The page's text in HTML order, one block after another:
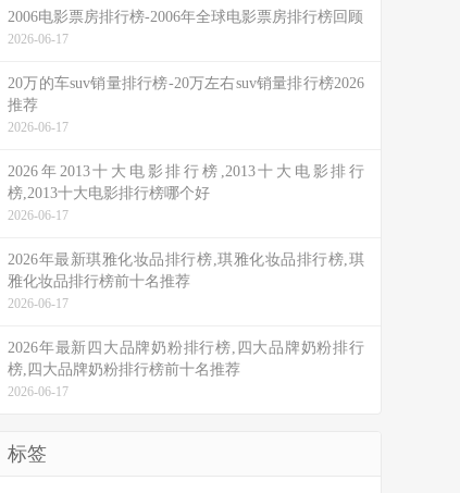
2006电影票房排行榜-2006年全球电影票房排行榜回顾
2026-06-17
20万的车suv销量排行榜-20万左右suv销量排行榜2026
推荐
2026-06-17
2026年2013十大电影排行榜,2013十大电影排行
榜,2013十大电影排行榜哪个好
2026-06-17
2026年最新琪雅化妆品排行榜,琪雅化妆品排行榜,琪
雅化妆品排行榜前十名推荐
2026-06-17
2026年最新四大品牌奶粉排行榜,四大品牌奶粉排行
榜,四大品牌奶粉排行榜前十名推荐
2026-06-17
标签